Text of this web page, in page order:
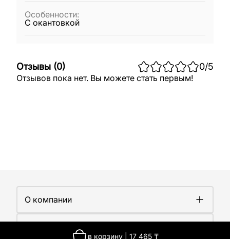
в корзину 17 465 ₸
Особенности:
С окантовкой
Отзывы (0) 0/5
Отзывов пока нет. Вы можете стать первым!
О компании